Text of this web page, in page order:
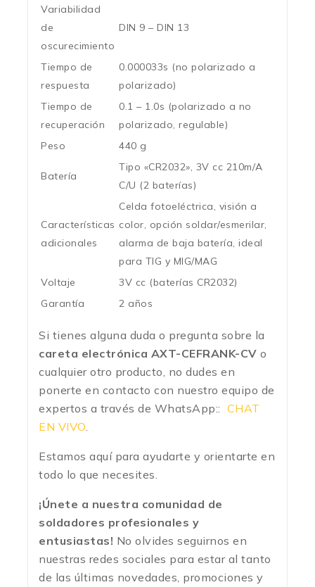
Variabilidad
de
oscurecimiento
DIN 9 – DIN 13
Tiempo de
respuesta
0.000033s (no polarizado a
polarizado)
Tiempo de
recuperación
0.1 – 1.0s (polarizado a no
polarizado, regulable)
Peso
440 g
Batería
Tipo «CR2032», 3V cc 210m/A
C/U (2 baterías)
Características
adicionales
Celda fotoeléctrica, visión a
color, opción soldar/esmerilar,
alarma de baja batería, ideal
para TIG y MIG/MAG
Voltaje
3V cc (baterías CR2032)
Garantía
2 años
Si tienes alguna duda o pregunta sobre la
careta electrónica AXT-CEFRANK-CV o
cualquier otro producto, no dudes en
ponerte en contacto con nuestro equipo de
expertos a través de WhatsApp:: CHAT
EN VIVO.
Estamos aquí para ayudarte y orientarte en
todo lo que necesites.
¡Únete a nuestra comunidad de
soldadores profesionales y
entusiastas! No olvides seguirnos en
nuestras redes sociales para estar al tanto
de las últimas novedades, promociones y